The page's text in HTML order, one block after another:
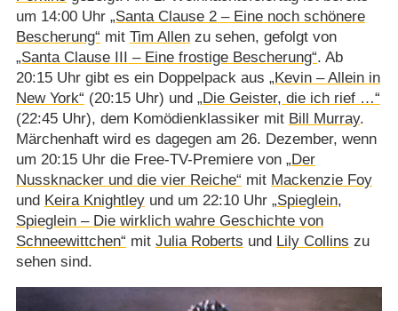
um 14:00 Uhr „Santa Clause 2 – Eine noch schönere
Bescherung“ mit Tim Allenzu sehen, gefolgt von
„Santa Clause III – Eine frostige Bescherung“. Ab
20:15 Uhr gibt es ein Doppelpack aus „Kevin – Allein in
New York“ (20:15 Uhr) und „Die Geister, die ich rief …“
(22:45 Uhr), dem Komödienklassiker mit Bill Murray.
Märchenhaft wird es dagegen am 26. Dezember, wenn
um 20:15 Uhr die Free-TV-Premiere von „Der
Nussknacker und die vier Reiche“ mit Mackenzie Foy
und Keira Knightleyund um 22:10 Uhr „Spieglein,
Spieglein – Die wirklich wahre Geschichte von
Schneewittchen“ mit Julia Roberts und Lily Collins zu
sehen sind.